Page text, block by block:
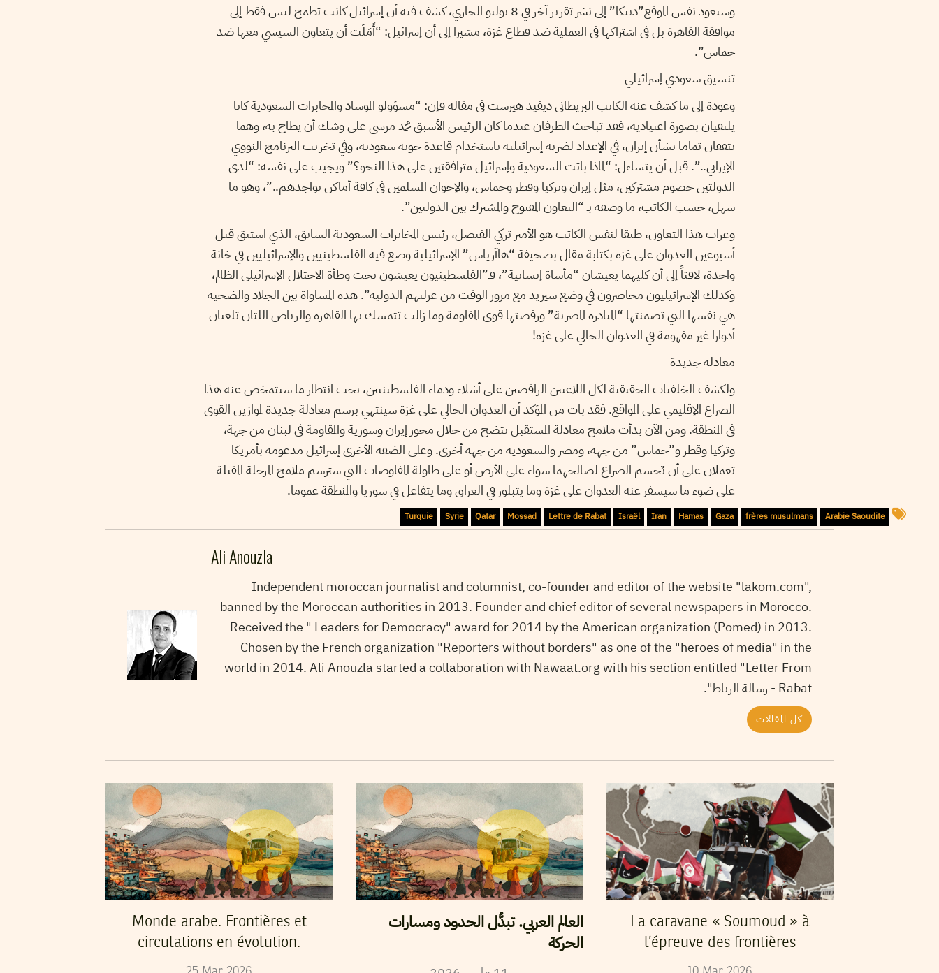
وسيعود نفس الموقع”ديبكا” إلى نشر تقرير آخر في 8 يوليو الجاري، كشف فيه أن إسرائيل كانت تطمح ليس فقط إلى
موافقة القاهرة بل في اشتراكها في العملية ضد قطاع غزة، مشيرا إلى أن إسرائيل: “أَمَلَت أن يتعاون السيسي معها ضد
حماس”.
تنسيق سعودي إسرائيلي
وعودة إلى ما كشف عنه الكاتب البريطاني ديفيد هيرست في مقاله فإن: “مسؤولو الموساد والمخابرات السعودية كانا
يلتقيان بصورة اعتيادية، فقد تباحث الطرفان عندما كان الرئيس الأسبق محمد مرسي على وشك أن يطاح به، وهما
يتفقان تماما بشأن إيران، في الإعداد لضربة إسرائيلية باستخدام قاعدة جوية سعودية، وفي تخريب البرنامج النووي
الإيراني..”. قبل أن يتساءل: “لماذا باتت السعودية وإسرائيل مترافقتين على هذا النحو؟” ويجيب على نفسه: “لدى
الدولتين خصوم مشتركين، مثل إيران وتركيا وقطر وحماس، والإخوان المسلمين في كافة أماكن تواجدهم..”، وهو ما
سهل، حسب الكاتب، ما وصفه بـ “التعاون المفتوح والمشترك بين الدولتين”.
وعراب هذا التعاون، طبقا لنفس الكاتب هو الأمير تركي الفيصل، رئيس المخابرات السعودية السابق، الذي استبق قبل
أسيوعين العدوان على غزة بكتابة مقال بصحيفة “هاآرياس” الإسرائيلية وضع فيه الفلسطينيين والإسرائيليين في خانة
واحدة، لافتاً إلى أن كليهما يعيشان “مأساة إنسانية”، فـ”الفلسطينيون يعيشون تحت وطأة الاحتلال الإسرائيلي الظالم،
وكذلك الإسرائيليون محاصرون في وضع سيزيد مع مرور الوقت من عزلتهم الدولية”. هذه المساواة بين الجلاد والضحية
هي نفسها التي تضمنتها “المبادرة المصرية” ورفضتها قوى المقاومة وما زالت تتمسك بها القاهرة والرياض اللتان تلعبان
أدوارا غير مفهومة في العدوان الحالي على غزة!
معادلة جديدة
ولكشف الخلفيات الحقيقية لكل اللاعبين الراقصين على أشلاء ودماء الفلسطينيين، يجب انتظار ما سيتمخض عنه هذا
الصراع الإقليمي على المواقع. فقد بات من المؤكد أن العدوان الحالي على غزة سينتهي برسم معادلة جديدة لموازين القوى
في المنطقة. ومن الآن بدأت ملامح معادلة المستقبل تتضح من خلال محور إيران وسورية والمقاومة في لبنان من جهة،
وتركيا وقطر و”حماس” من جهة، ومصر والسعودية من جهة أخرى. وعلى الضفة الأخرى إسرائيل مدعومة بأمريكا
تعملان على أن يٌحسم الصراع لصالحهما سواء على الأرض أو على طاولة المفاوضات التي سترسم ملامح المرحلة المقبلة
على ضوء ما سيسفر عنه العدوان على غزة وما يتبلور في العراق وما يتفاعل في سوريا والمنطقة عموما.
Arabie Saoudite
frères musulmans
Gaza
Hamas
Iran
Israël
Lettre de Rabat
Mossad
Qatar
Syrie
Turquie
Ali Anouzla
Independent moroccan journalist and columnist, co-founder and editor of the website "lakom.com",
banned by the Moroccan authorities in 2013. Founder and chief editor of several newspapers in Morocco.
Received the " Leaders for Democracy" award for 2014 by the American organization (Pomed) in 2013.
Chosen by the French organization "Reporters without borders" as one of the "heroes of media" in the
world in 2014. Ali Anouzla started a collaboration with Nawaat.org with his section entitled "Letter From
Rabat - رسالة الرباط".
كل المقالات
Monde arabe. Frontières et
circulations en évolution.
العالم العربي. تبدُّل الحدود ومسارات
الحركة
La caravane « Soumoud » à
l’épreuve des frontières